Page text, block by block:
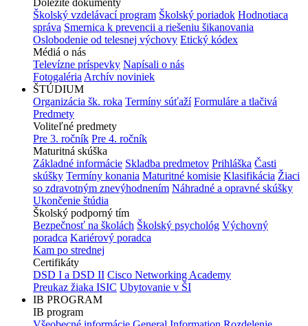
Školský vzdelávací program Školský poriadok Hodnotiaca
správa Smernica k prevencii a riešeniu šikanovania
Oslobodenie od telesnej výchovy Etický kódex
Médiá o nás
Televízne príspevky Napísali o nás
Fotogaléria Archív noviniek
ŠTÚDIUM
Organizácia šk. roka Termíny súťaží Formuláre a tlačivá
Predmety
Voliteľné predmety
Pre 3. ročník Pre 4. ročník
Maturitná skúška
Základné informácie Skladba predmetov Prihláška Časti
skúšky Termíny konania Maturitné komisie Klasifikácia Žiaci
so zdravotným znevýhodnením Náhradné a opravné skúšky
Ukončenie štúdia
Školský podporný tím
Bezpečnosť na školách Školský psychológ Výchovný
poradca Kariérový poradca
Kam po strednej
Certifikáty
DSD I a DSD II Cisco Networking Academy
Preukaz žiaka ISIC Ubytovanie v ŠI
IB PROGRAM
IB program